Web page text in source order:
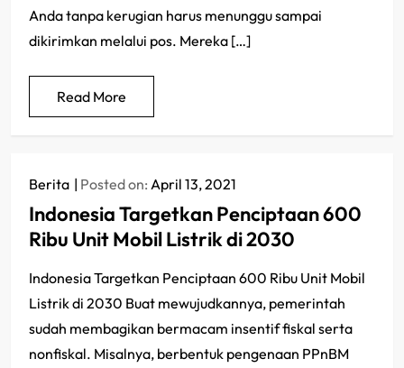
Anda tanpa kerugian harus menunggu sampai
dikirimkan melalui pos. Mereka […]
Read More
Berita Posted on: April 13, 2021
Indonesia Targetkan Penciptaan 600
Ribu Unit Mobil Listrik di 2030
Indonesia Targetkan Penciptaan 600 Ribu Unit Mobil
Listrik di 2030 Buat mewujudkannya, pemerintah
sudah membagikan bermacam insentif fiskal serta
nonfiskal. Misalnya, berbentuk pengenaan PPnBM